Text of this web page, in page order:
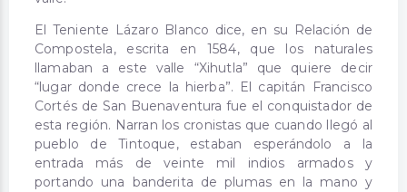
El Teniente Lázaro Blanco dice, en su Relación de
Compostela, escrita en 1584, que los naturales
llamaban a este valle “Xihutla” que quiere decir
“lugar donde crece la hierba”. El capitán Francisco
Cortés de San Buenaventura fue el conquistador de
esta región. Narran los cronistas que cuando llegó al
pueblo de Tintoque, estaban esperándolo a la
entrada más de veinte mil indios armados y
portando una banderita de plumas en la mano y